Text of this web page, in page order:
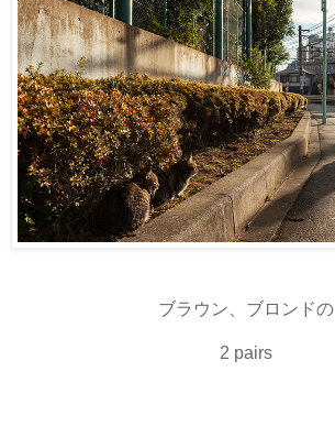
ブラウン、ブロンドの
2 pairs